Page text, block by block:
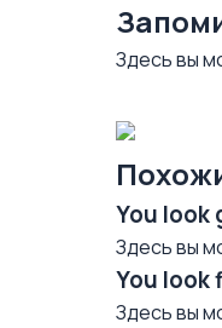
Здесь вы
You look
Здесь вы
You look
Здесь вы